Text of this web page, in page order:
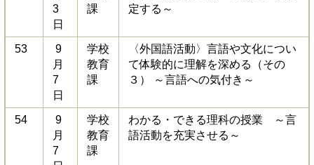
3
日
課
定する～
53
9
月
7
日
学校
教育
課
〈外国語活動〉言語や文化につい
て体験的に理解を深める（その
３） ～言語への気付き～
54
9
月
7
学校
教育
課
わかる・できる理科の授業 ～言
語活動を充実させる～